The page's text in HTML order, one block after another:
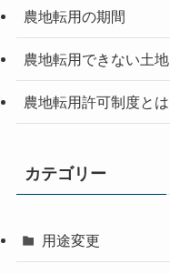
農地転用の期間
農地転用できない土地
農地転用許可制度とは
カテゴリー
用途変更